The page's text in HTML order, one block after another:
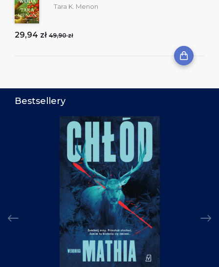
Tara K. Menon
29,94 zł 49,90 zł
Bestsellery